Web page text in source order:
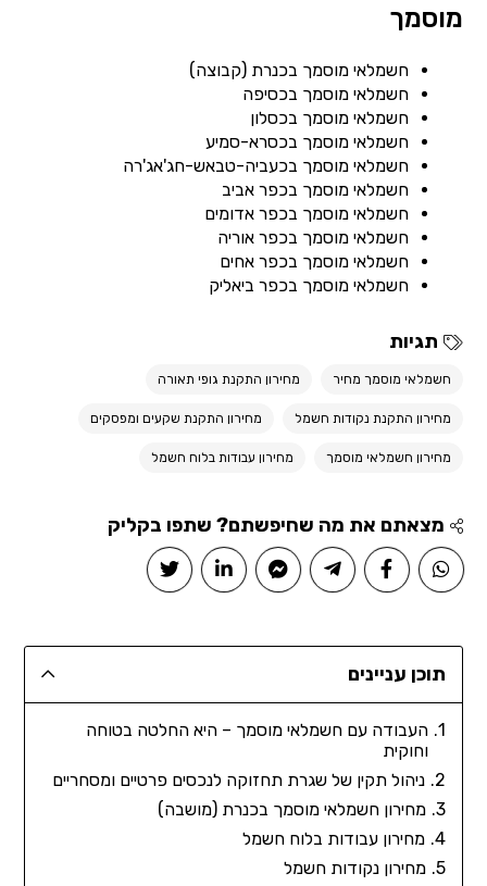
מוסמך
חשמלאי מוסמך בכנרת (קבוצה)
חשמלאי מוסמך בכסיפה
חשמלאי מוסמך בכסלון
חשמלאי מוסמך בכסרא-סמיע
חשמלאי מוסמך בכעביה-טבאש-חג'אג'רה
חשמלאי מוסמך בכפר אביב
חשמלאי מוסמך בכפר אדומים
חשמלאי מוסמך בכפר אוריה
חשמלאי מוסמך בכפר אחים
חשמלאי מוסמך בכפר ביאליק
תגיות
חשמלאי מוסמך מחיר מחירון התקנת גופי תאורה
מחירון התקנת נקודות חשמל מחירון התקנת שקעים ומפסקים
מחירון חשמלאי מוסמך מחירון עבודות בלוח חשמל
מצאתם את מה שחיפשתם? שתפו בקליק
תוכן עניינים
העבודה עם חשמלאי מוסמך – היא החלטה בטוחה
וחוקית
ניהול תקין של שגרת תחזוקה לנכסים פרטיים ומסחריים
מחירון חשמלאי מוסמך בכנרת (מושבה)
מחירון עבודות בלוח חשמל
מחירון נקודות חשמל